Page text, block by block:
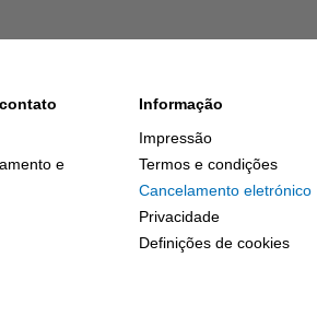
e
Informação
Impressão
Termos e condições
Cancelamento eletrónico
Privacidade
Definições de cookies